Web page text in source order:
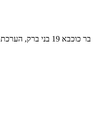
בר כוכבא 19 בני ברק, הערכת מפלסים, השפלת מי תהום